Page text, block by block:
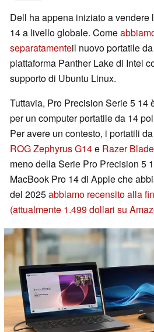
Dell ha appena iniziato a vendere
14 a livello globale. Come
separatamenteil nuovo portatile
piattaforma Panther Lake di Intel
supporto di Ubuntu Linux.
Tuttavia, Pro Precision Serie 5 14
per un computer portatile da 14
Per avere un contesto, i portatili
ROG Zephyrus G14e Razer
meno della Serie Pro Precision 5
MacBook Pro 14 di Apple che
del 2025abbiamo recensito alla
(attualmente 1.499 dollari su